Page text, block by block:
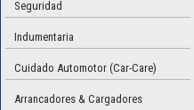
Seguridad
Indumentaria
Cuidado Automotor (Car-Care)
Arrancadores & Cargadores